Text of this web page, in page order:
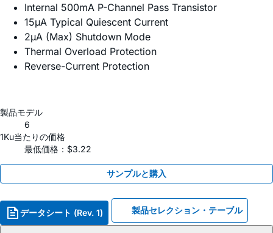
Internal 500mA P-Channel Pass Transistor
15µA Typical Quiescent Current
2µA (Max) Shutdown Mode
Thermal Overload Protection
Reverse-Current Protection
製品モデル
6
1Ku当たりの価格
最低価格：$3.22
サンプルと購入
データシート (Rev. 1) 製品セレクション・テーブル